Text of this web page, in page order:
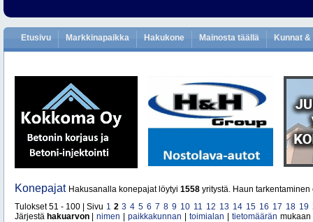
Etusivu Markkinapaikka Hakukone Mainosta täällä Kunnat
Konepajat Hakusanalla konepajat löytyi 1558 yritystä. Haun
Tulokset 51 - 100 | Sivu 1 2 3 4 5 6 7 8 9 10 11 12 13 14 15 16 17 18 19
Järjestä hakuarvon nimen paikkakunnan toimialan tietomäärän mukaan